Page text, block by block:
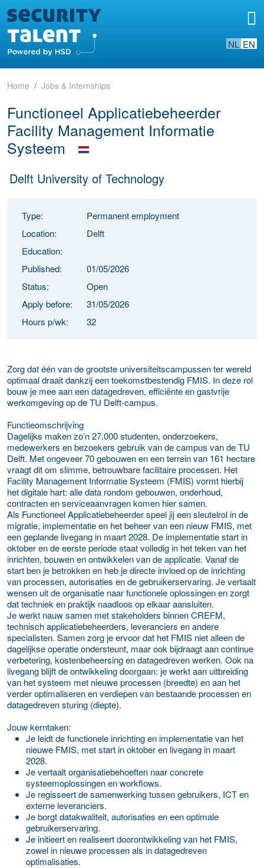
NL EN
Home Jobs & Internships
Functioneel Applicatiebeheerder
Facility Management Informatie
Systeem
Delft University of Technology
Type:
Permanent employment
Location:
Delft
Education:
Published:
01/05/2026
Status:
Open
Apply before:
31/05/2026
Hours p/wk:
32
Zorg dat één van de grootste universiteitscampussen ter wereld
optimaal draait dankzij een toekomstbestendig FMIS. In deze rol
bouw je mee aan een datagedreven, efficiënte en gastvrije
werkomgeving op de TU Delft-campus.
Functieomschrijving
Dagelijks maken zo’n 27.000 studenten, onderzoekers,
medewerkers en bezoekers gebruik van de campus van de TU
Delft. Met ongeveer 70 gebouwen en een terrein van 161 hectare
vraagt dit om slimme, betrouwbare facilitaire processen. Het
Facility Management Informatie Systeem (FMIS) vormt hierbij
het digitale hart: alle data rondom gebouwen, onderhoud,
contracten en serviceaanvragen komen hier samen.
Als Functioneel Applicatiebeheerder speel jij een sleutelrol in de
migratie, implementatie en het beheer van een nieuw FMIS, met
een geplande livegang in maart 2028. De implementatie start in
oktober en de eerste periode staat volledig in het teken van het
inrichten, bouwen en ontwikkelen van de applicatie. Vanaf de
start ben je betrokken en heb je directe invloed op de inrichting
van processen, autorisaties en de gebruikerservaring. Je vertaalt
wensen uit de organisatie naar functionele oplossingen en zorgt
dat techniek en praktijk naadloos op elkaar aansluiten.
Je werkt nauw samen met stakeholders binnen CREFM,
technisch applicatiebeheerders, leveranciers en andere
specialisten. Samen zorg je ervoor dat het FMIS niet alleen de
dagelijkse operatie ondersteunt, maar ook bijdraagt aan continue
verbetering, kostenbeheersing en datagedreven werken. Ook na
livegang blijft de ontwikkeling doorgaan: je werkt aan uitbreiding
van het systeem met nieuwe processen (breedte) en aan het
verder optimaliseren en verdiepen van bestaande processen en
datagedreven sturing (diepte).
Jouw kerntaken:
Je leidt de functionele inrichting en implementatie van het
nieuwe FMIS, met start in oktober en livegang in maart
2028.
Je vertaalt organisatiebehoeften naar concrete
systeemoplossingen en workflows.
Je regisseert de samenwerking tussen gebruikers, ICT en
externe leveranciers.
Je borgt datakwaliteit, autorisaties en een optimale
gebruikerservaring.
Je initieert en realiseert doorontwikkeling van het FMIS,
zowel in nieuwe processen als in datagedreven
optimalisaties.